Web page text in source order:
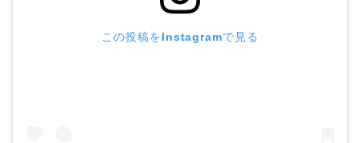
この投稿をInstagramで見る